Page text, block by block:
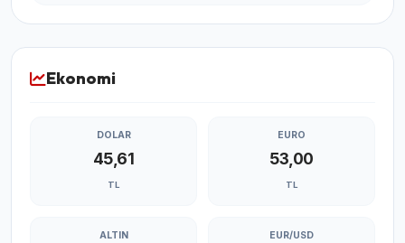
Ekonomi
DOLAR
45,61
TL
EURO
53,00
TL
ALTIN EUR/USD